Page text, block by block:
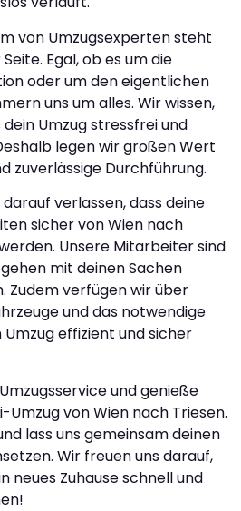
von Umzugsexperten steht
Egal, ob es um die
oder um den eigentlichen
uns um alles. Wir wissen,
Umzug stressfrei und
legen wir großen Wert
zuverlässige Durchführung.
verlassen, dass deine
sicher von Wien nach
Unsere Mitarbeiter sind
mit deinen Sachen
Zudem verfügen wir über
und das notwendige
effizient und sicher
und genieße
von Wien nach Triesen.
lass uns gemeinsam deinen
Wir freuen uns darauf,
neues Zuhause schnell und